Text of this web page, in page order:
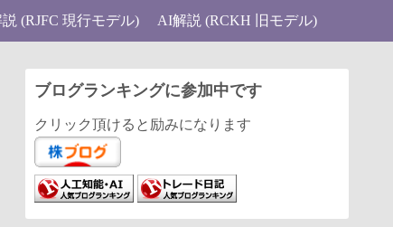
(RJFC 現行モデル) AI解説 (RCKH 旧モデル)
ブログランキングに参加中です
クリック頂けると励みになります